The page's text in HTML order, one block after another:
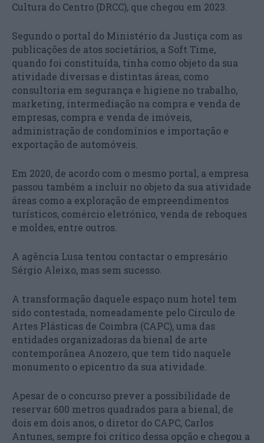
Cultura do Centro (DRCC), que chegou em 2023.
Segundo o portal do Ministério da Justiça com as
publicações de atos societários, a Soft Time,
quando foi constituída, tinha como objeto da sua
atividade diversas e distintas áreas, como
consultoria em segurança e higiene no trabalho,
marketing, intermediação na compra e venda de
empresas, compra e venda de imóveis,
administração de condomínios e importação e
exportação de automóveis.
Em 2020, de acordo com o mesmo portal, a empresa
passou também a incluir no objeto da sua atividade
áreas como a exploração de empreendimentos
turísticos, comércio eletrónico, venda de reboques
e moldes, entre outros.
A agência Lusa tentou contactar o empresário
Sérgio Aleixo, mas sem sucesso.
A transformação daquele espaço num hotel tem
sido contestada, nomeadamente pelo Círculo de
Artes Plásticas de Coimbra (CAPC), uma das
entidades organizadoras da bienal de arte
contemporânea Anozero, que tem tido naquele
monumento o epicentro da sua atividade.
Apesar de o concurso prever a possibilidade de
reservar 600 metros quadrados para a bienal, de
dois em dois anos, o diretor do CAPC, Carlos
Antunes, sempre foi crítico dessa opção e chegou a